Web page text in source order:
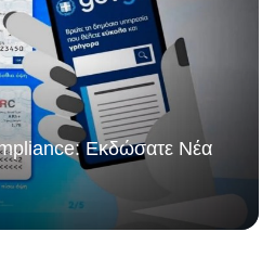
Εκδώσατε Νέα